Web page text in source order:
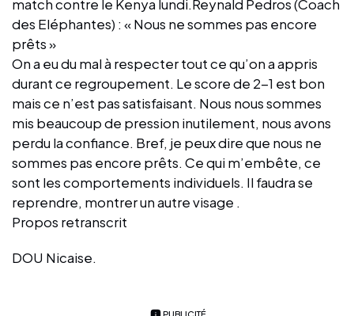
match contre le Kenya lundi.Reynald Pedros (Coach
des Eléphantes) : « Nous ne sommes pas encore
prêts »
On a eu du mal à respecter tout ce qu’on a appris
durant ce regroupement. Le score de 2-1 est bon
mais ce n’est pas satisfaisant. Nous nous sommes
mis beaucoup de pression inutilement, nous avons
perdu la confiance. Bref, je peux dire que nous ne
sommes pas encore prêts. Ce qui m’embête, ce
sont les comportements individuels. Il faudra se
reprendre, montrer un autre visage .
Propos retranscrit
DOU Nicaise.
PUBLICITÉ